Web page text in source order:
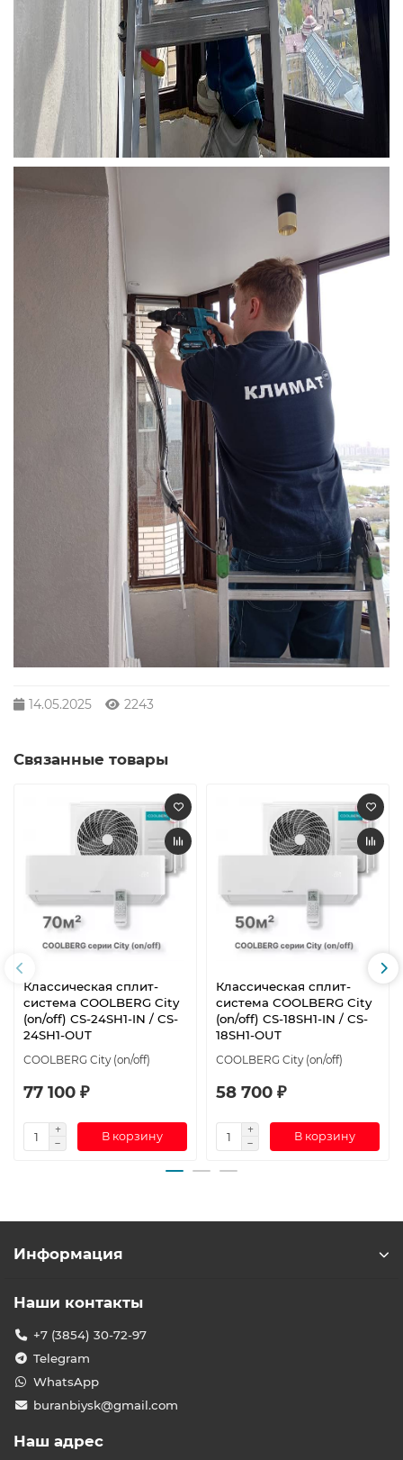
14.05.2025 2243
Связанные товары
Классическая сплит-
система СOOLBERG City
(on/off) CS-24SH1-IN / CS-
24SH1-OUT
СOOLBERG City (on/off)
77 100 ₽
В корзину
Классическая сплит-
система СOOLBERG City
(on/off) CS-18SH1-IN / CS-
18SH1-OUT
СOOLBERG City (on/off)
58 700 ₽
В корзину
Информация
Наши контакты
+7 (3854) 30-72-97
Telegram
WhatsApp
buranbiysk@gmail.com
Наш адрес